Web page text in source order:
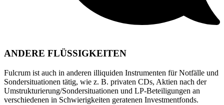
ANDERE FLÜSSIGKEITEN
Fulcrum ist auch in anderen illiquiden Instrumenten für Notfälle und
Sondersituationen tätig, wie z. B. privaten CDs, Aktien nach der
Umstrukturierung/Sondersituationen und LP-Beteiligungen an
verschiedenen in Schwierigkeiten geratenen Investmentfonds.